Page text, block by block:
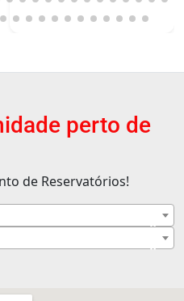
perto de
de Reservatórios!
×
×